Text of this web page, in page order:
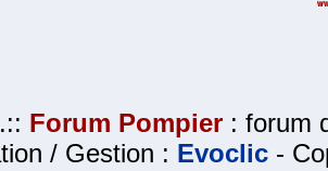
.:: Forum Pompier : forum
/ Gestion : Evoclic -